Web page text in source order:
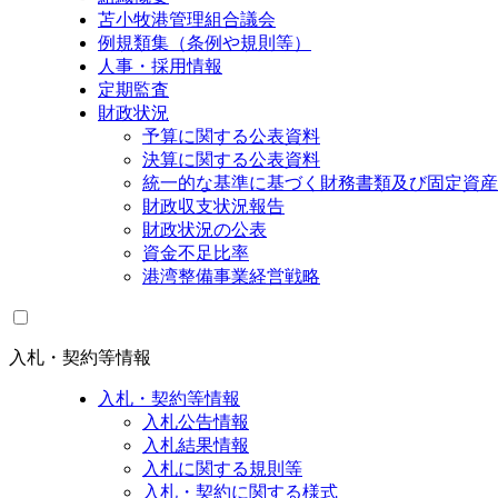
苫小牧港管理組合議会
例規類集（条例や規則等）
人事・採用情報
定期監査
財政状況
予算に関する公表資料
決算に関する公表資料
統一的な基準に基づく財務書類及び固定資
財政収支状況報告
財政状況の公表
資金不足比率
港湾整備事業経営戦略
入札・契約等情報
入札・契約等情報
入札公告情報
入札結果情報
入札に関する規則等
入札・契約に関する様式